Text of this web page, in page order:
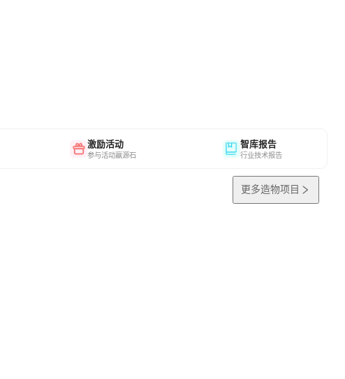
激励活动
参与活动赢源石
智库报告
行业技术报告
更多造物项目